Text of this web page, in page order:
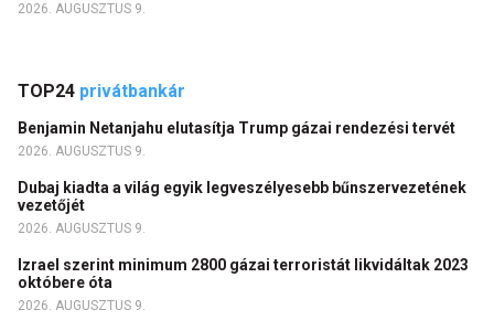
2026. AUGUSZTUS 9.
TOP24 privátbankár
Benjamin Netanjahu elutasítja Trump gázai rendezési tervét
2026. AUGUSZTUS 9.
Dubaj kiadta a világ egyik legveszélyesebb bűnszervezetének
vezetőjét
2026. AUGUSZTUS 9.
Izrael szerint minimum 2800 gázai terroristát likvidáltak 2023
októbere óta
2026. AUGUSZTUS 9.